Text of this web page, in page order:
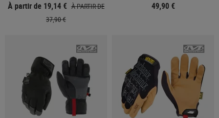
À partir de 19,14 € À PARTIR DE
37,90 €
49,90 €